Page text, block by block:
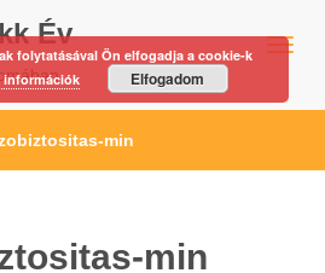
Év
min
min
folytatásával Ön elfogadja a cookie-k
információk Elfogadom